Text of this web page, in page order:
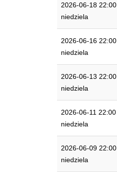
2026-06-18 22:00
niedziela
2026-06-16 22:00
niedziela
2026-06-13 22:00
niedziela
2026-06-11 22:00
niedziela
2026-06-09 22:00
niedziela